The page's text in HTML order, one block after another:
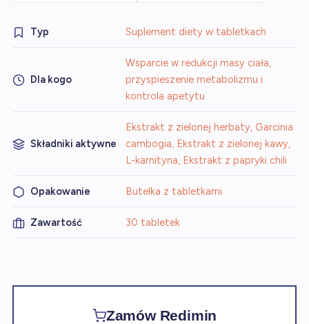
Typ Suplement diety w tabletkach
Dla kogo
Wsparcie w redukcji masy ciała,
przyspieszenie metabolizmu i
kontrola apetytu
Składniki aktywne
Ekstrakt z zielonej herbaty, Garcinia
cambogia, Ekstrakt z zielonej kawy,
L-karnityna, Ekstrakt z papryki chili
Opakowanie Butelka z tabletkami
Zawartość 30 tabletek
Zamów Redimin